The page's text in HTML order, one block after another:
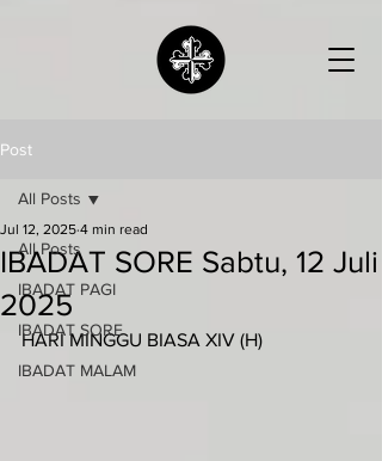
Post
All Posts
IBADAT PAGI
IBADAT SORE
IBADAT MALAM
All Posts
IBADAT SORE Sabtu, 12 Juli
2025
Jul 12, 2025 4 min read
HARI MINGGU BIASA XIV (H)